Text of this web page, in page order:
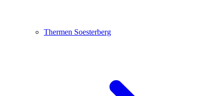
Thermen Soesterberg